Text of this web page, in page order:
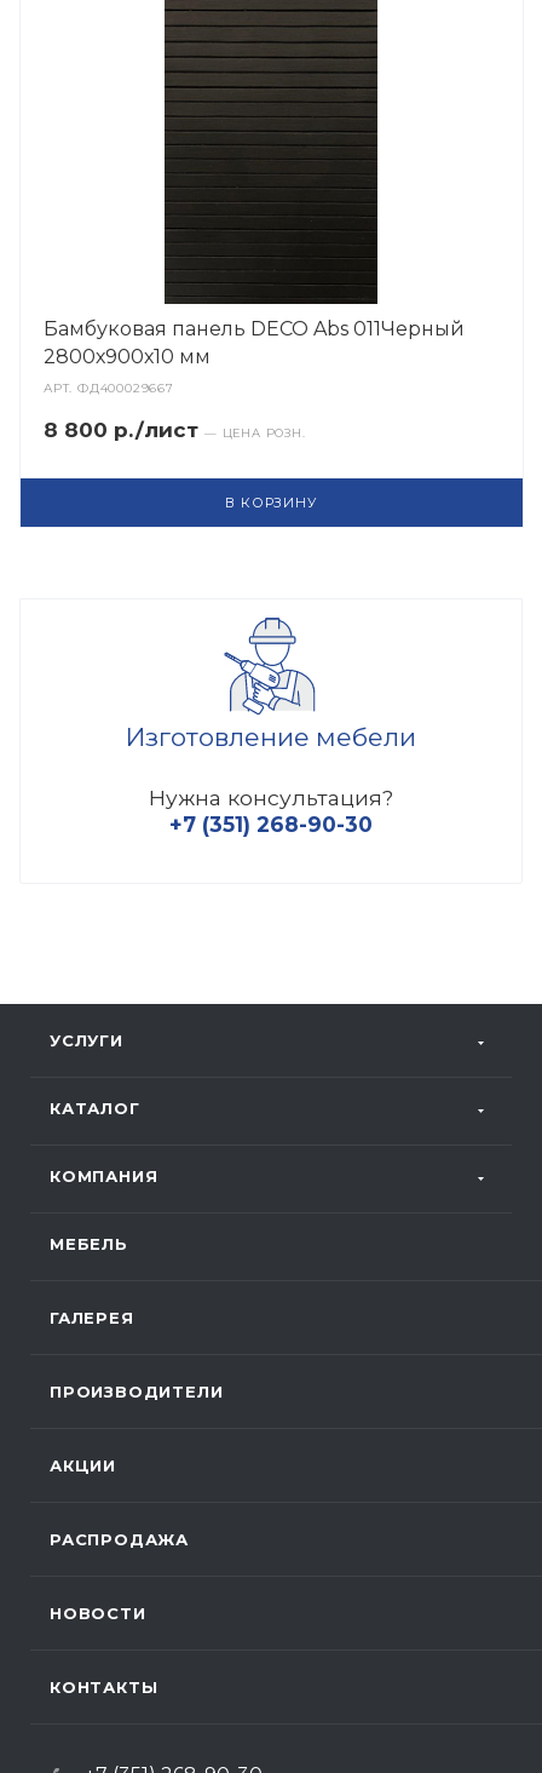
Бамбуковая панель DECO Abs 011Черный
2800х900х10 мм
АРТ.ФД400029667
8 800 р./лист — ЦЕНА РОЗН.
В КОРЗИНУ
Изготовление мебели
Нужна консультация?
+7 (351) 268-90-30
УСЛУГИ
КАТАЛОГ
КОМПАНИЯ
МЕБЕЛЬ
ГАЛЕРЕЯ
ПРОИЗВОДИТЕЛИ
АКЦИИ
РАСПРОДАЖА
НОВОСТИ
КОНТАКТЫ